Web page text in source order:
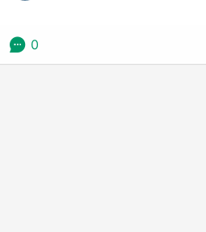
ラプラス・ダーク
公式プロモ動画で「
0